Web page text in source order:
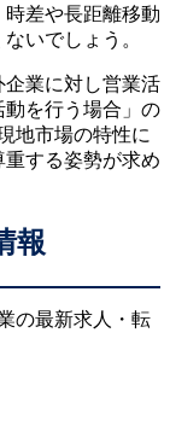
差や長距離移動
いでしょう。
業に対し営業活
を行う場合」の
地市場の特性に
する姿勢が求め
報
の最新求人・転